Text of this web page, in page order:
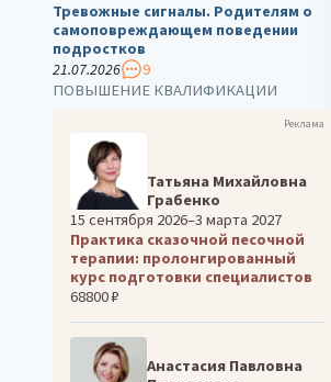
Тревожные сигналы. Родителям о
самоповреждающем поведении
подростков
21.07.2026
9
ПОВЫШЕНИЕ КВАЛИФИКАЦИИ
Реклама
Татьяна Михайловна
Грабенко
15 сентября 2026–3 марта 2027
Практика сказочной песочной
терапии: пролонгированный
курс подготовки специалистов
68800 ₽
Анастасия Павловна